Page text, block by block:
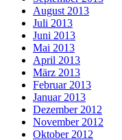
August 2013
Juli 2013
Juni 2013
Mai 2013
April 2013
März 2013
Februar 2013
Januar 2013
Dezember 2012
November 2012
Oktober 2012